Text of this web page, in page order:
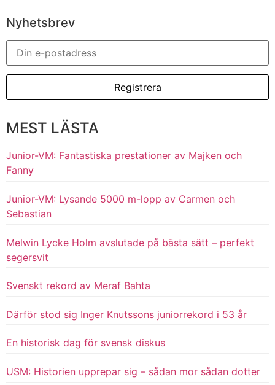
Nyhetsbrev
MEST LÄSTA
Junior-VM: Fantastiska prestationer av Majken och
Fanny
Junior-VM: Lysande 5000 m-lopp av Carmen och
Sebastian
Melwin Lycke Holm avslutade på bästa sätt – perfekt
segersvit
Svenskt rekord av Meraf Bahta
Därför stod sig Inger Knutssons juniorrekord i 53 år
En historisk dag för svensk diskus
USM: Historien upprepar sig – sådan mor sådan dotter